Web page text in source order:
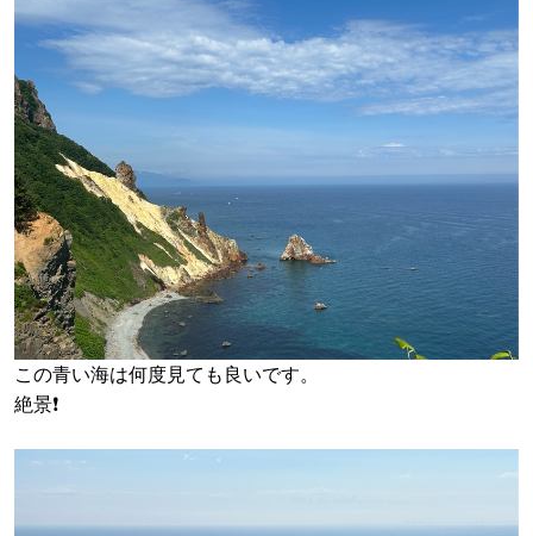
この青い海は何度見ても良いです。
絶景❗️